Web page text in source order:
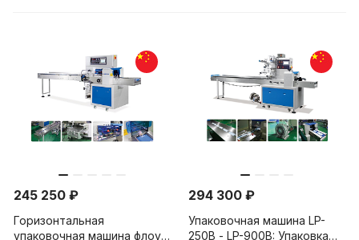
245 250 ₽
Горизонтальная
упаковочная машина флоу-
294 300 ₽
Упаковочная машина LP-
250B - LP-900B: Упаковка